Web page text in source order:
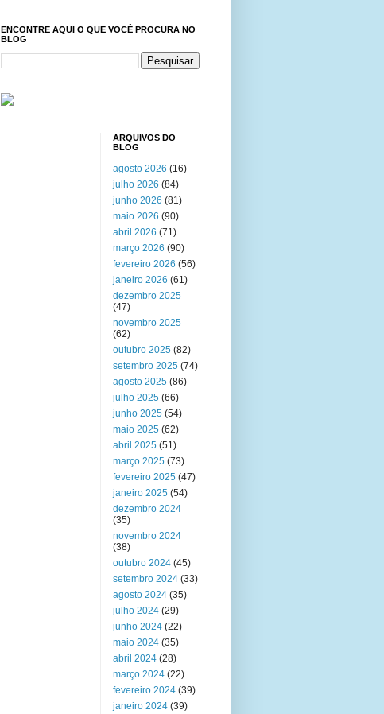
ENCONTRE AQUI O QUE VOCÊ PROCURA NO
BLOG
ARQUIVOS DO
BLOG
agosto 2026 (16)
julho 2026 (84)
junho 2026 (81)
maio 2026 (90)
abril 2026 (71)
março 2026 (90)
fevereiro 2026 (56)
janeiro 2026 (61)
dezembro 2025
(47)
novembro 2025
(62)
outubro 2025 (82)
setembro 2025 (74)
agosto 2025 (86)
julho 2025 (66)
junho 2025 (54)
maio 2025 (62)
abril 2025 (51)
março 2025 (73)
fevereiro 2025 (47)
janeiro 2025 (54)
dezembro 2024
(35)
novembro 2024
(38)
outubro 2024 (45)
setembro 2024 (33)
agosto 2024 (35)
julho 2024 (29)
junho 2024 (22)
maio 2024 (35)
abril 2024 (28)
março 2024 (22)
fevereiro 2024 (39)
janeiro 2024 (39)